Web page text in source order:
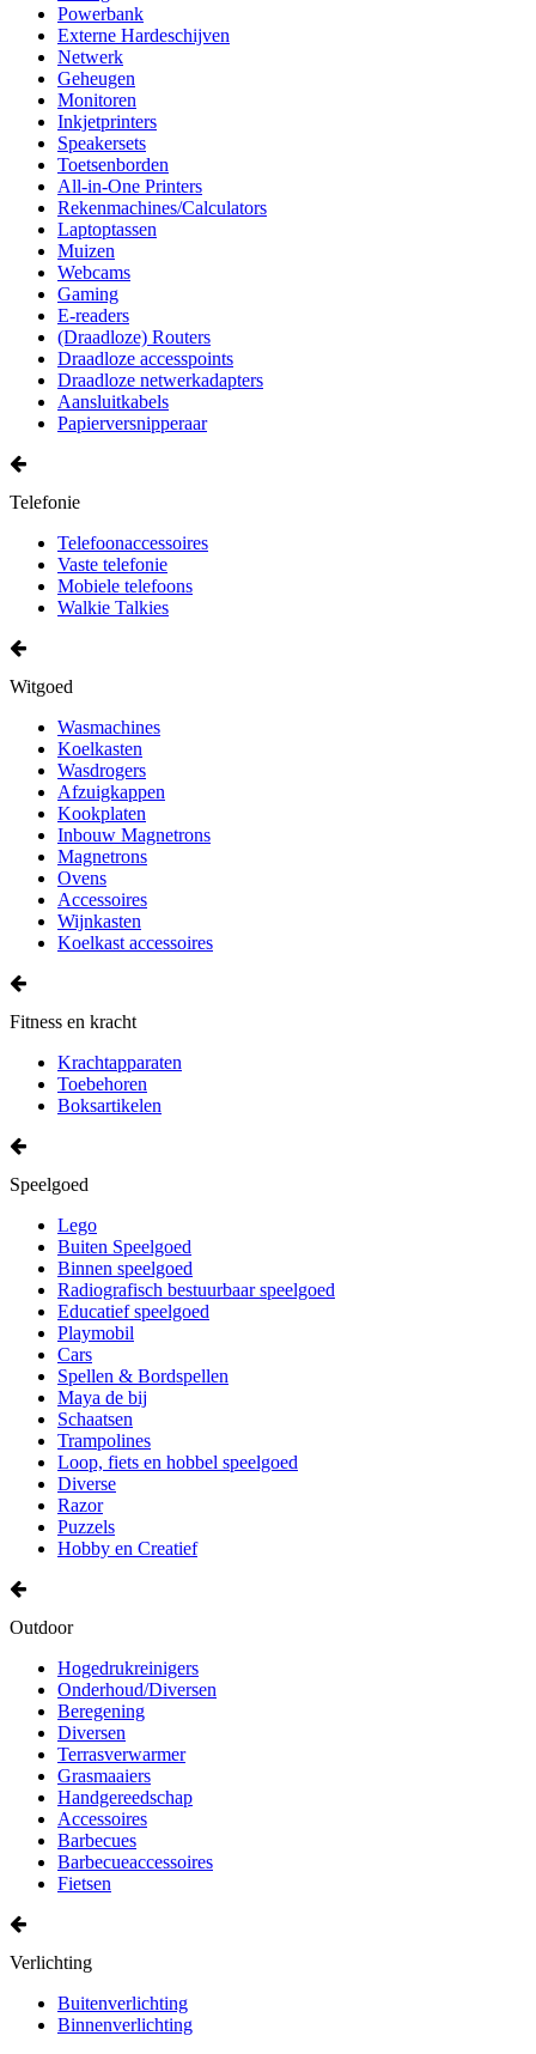
Powerbank
Externe Hardeschijven
Netwerk
Geheugen
Monitoren
Inkjetprinters
Speakersets
Toetsenborden
All-in-One Printers
Rekenmachines/Calculators
Laptoptassen
Muizen
Webcams
Gaming
E-readers
(Draadloze) Routers
Draadloze accesspoints
Draadloze netwerkadapters
Aansluitkabels
Papierversnipperaar
Telefonie
Telefoonaccessoires
Vaste telefonie
Mobiele telefoons
Walkie Talkies
Witgoed
Wasmachines
Koelkasten
Wasdrogers
Afzuigkappen
Kookplaten
Inbouw Magnetrons
Magnetrons
Ovens
Accessoires
Wijnkasten
Koelkast accessoires
Fitness en kracht
Krachtapparaten
Toebehoren
Boksartikelen
Speelgoed
Lego
Buiten Speelgoed
Binnen speelgoed
Radiografisch bestuurbaar speelgoed
Educatief speelgoed
Playmobil
Cars
Spellen & Bordspellen
Maya de bij
Schaatsen
Trampolines
Loop, fiets en hobbel speelgoed
Diverse
Razor
Puzzels
Hobby en Creatief
Outdoor
Hogedrukreinigers
Onderhoud/Diversen
Beregening
Diversen
Terrasverwarmer
Grasmaaiers
Handgereedschap
Accessoires
Barbecues
Barbecueaccessoires
Fietsen
Verlichting
Buitenverlichting
Binnenverlichting